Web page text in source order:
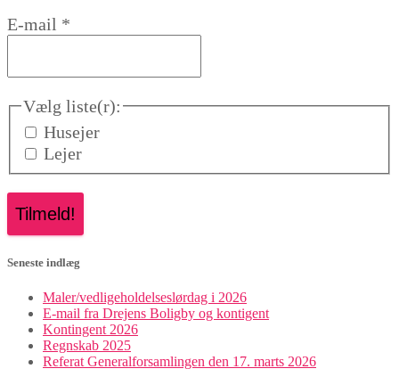
E-mail *
Vælg liste(r):
Husejer
Lejer
Seneste indlæg
Maler/vedligeholdelseslørdag i 2026
E-mail fra Drejens Boligby og kontigent
Kontingent 2026
Regnskab 2025
Referat Generalforsamlingen den 17. marts 2026